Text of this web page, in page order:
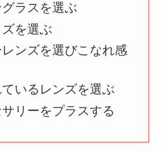
ラスを選ぶ
を選ぶ
ンズを選びこなれ感
いるレンズを選ぶ
リーをプラスする